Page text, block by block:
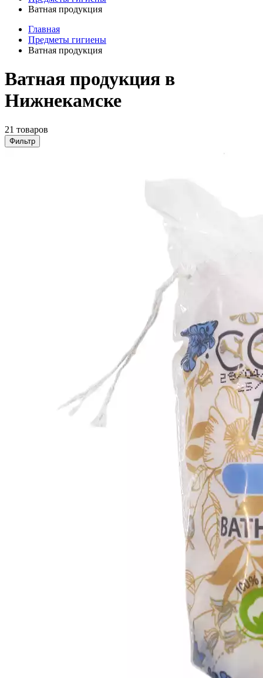
Ватная продукция
Главная
Предметы гигиены
Ватная продукция
Ватная продукция в
Нижнекамске
21 товаров
Фильтр